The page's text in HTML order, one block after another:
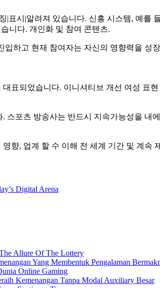
표시|알려져 있습니다. 신흥 시스템, 예를
니다. 개인화 및 참여 콘텐츠.
하고 현재 참여자는 자신의 영향력을
표되었습니다. 이니셔티브 개선 여성 표
스포츠 방송사는 반드시 지속가능성을
향, 업계 할 수 이해 전 세계 기간 및 계속
Digital Arena
Allure Of The Lottery
Yang Membentuk Pengalaman
Online Gaming
Kemenangan Tanpa Modal Auxiliary Besar